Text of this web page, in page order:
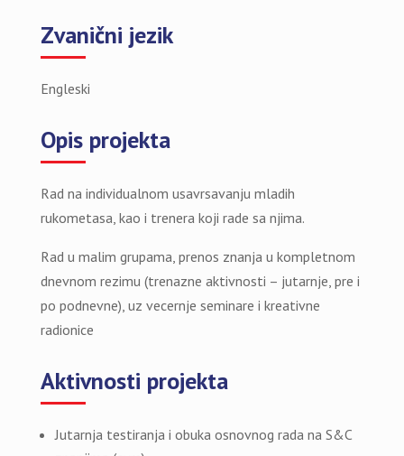
Zvanični jezik
Engleski
Opis projekta
Rad na individualnom usavrsavanju mladih
rukometasa, kao i trenera koji rade sa njima.
Rad u malim grupama, prenos znanja u kompletnom
dnevnom rezimu (trenazne aktivnosti – jutarnje, pre i
po podnevne), uz vecernje seminare i kreativne
radionice
Aktivnosti projekta
Jutarnja testiranja i obuka osnovnog rada na S&C